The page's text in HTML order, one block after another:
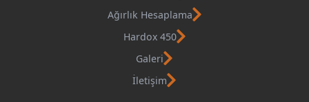
Ağırlık Hesaplama
Hardox 450
Galeri
İletişim